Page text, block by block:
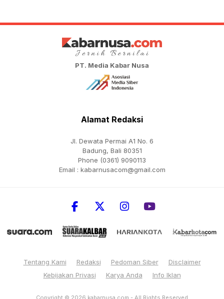
PT. Media Kabar Nusa
Alamat Redaksi
Jl. Dewata Permai A1 No. 6
Badung, Bali 80351
Phone (0361) 9090113
Email : kabarnusacom@gmail.com
Tentang Kami Redaksi Pedoman Siber
Disclaimer
Kebijakan Privasi
Karya Anda Info Iklan
Copyright © 2026 kabarnusa.com - All Rights Reserved